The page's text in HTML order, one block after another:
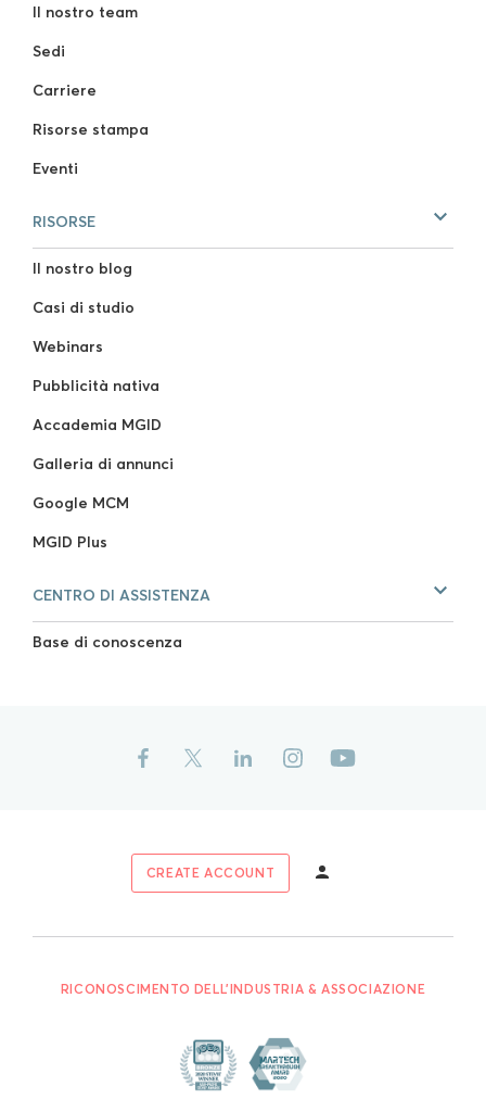
Il nostro team
Sedi
Carriere
Risorse stampa
Eventi
RISORSE
Il nostro blog
Casi di studio
Webinars
Pubblicità nativa
Accademia MGID
Galleria di annunci
Google MCM
MGID Plus
CENTRO DI ASSISTENZA
Base di conoscenza
CREATE ACCOUNT
RICONOSCIMENTO DELL'INDUSTRIA & ASSOCIAZIONE